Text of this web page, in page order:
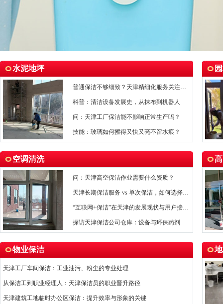
水泥地坪
普通保洁不够细致？天津精细化服务关注每个细节
科普：清洁设备发展史，从抹布到机器人
问：天津工厂保洁能不影响正常生产吗？
技能：玻璃如何擦得又快又亮不留水痕？
空调清洗
问：天津高空保洁作业需要什么资质？
天津长期保洁服务 vs 单次保洁，如何选择更划算？
“互联网+保洁”在天津的发展现状与用户接受度
探访天津保洁公司仓库：设备与环保药剂
物业保洁
天津工厂车间保洁：工业油污、粉尘的专业处理
从保洁工到职业经理人：天津保洁员的职业晋升路径
天津建筑工地临时办公区保洁：提升效率与形象的关键